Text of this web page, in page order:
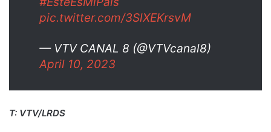
pic.twitter.com/3SlXEKrsvM
— VTV CANAL 8 (@VTVcanal8)
April 10, 2023
T: VTV/LRDS